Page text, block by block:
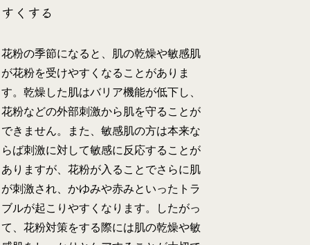
すくする
花粉の季節になると、肌の乾燥や敏感肌
が花粉を受けやすくなることがありま
す。乾燥した肌はバリア機能が低下し、
花粉などの外部刺激から肌を守ることが
できません。また、敏感肌の方は本来な
らば刺激に対して敏感に反応することが
ありますが、花粉が入ることでさらに肌
が刺激され、かゆみや赤みといったトラ
ブルが起こりやすくなります。したがっ
て、花粉対策をする際には肌の乾燥や敏